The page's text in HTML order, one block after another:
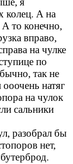
колец. А на
А то конечно,
вправо,
на чулке
по
так не
натяг
на чулок
сальники
разобрал бы
нет,